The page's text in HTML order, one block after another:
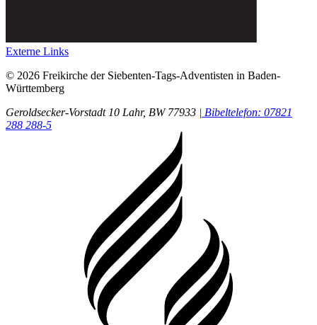
Externe Links
© 2026 Freikirche der Siebenten-Tags-Adventisten in Baden-
Württemberg
Geroldsecker-Vorstadt 10 Lahr, BW 77933 | Bibeltelefon: 07821
288 288-5